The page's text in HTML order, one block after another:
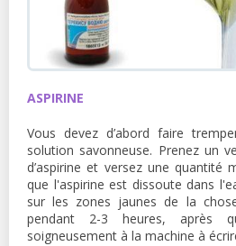
ASPIRINE
Vous devez d’abord faire
solution savonneuse. Prenez un
d’aspirine et versez une quantité
que l'aspirine est dissoute dans
sur les zones jaunes de la
pendant 2-3 heures, après
soigneusement à la machine à